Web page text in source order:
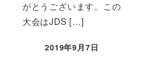
がとうございます。この
大会はJDS […]
投稿日
2019年9月7日